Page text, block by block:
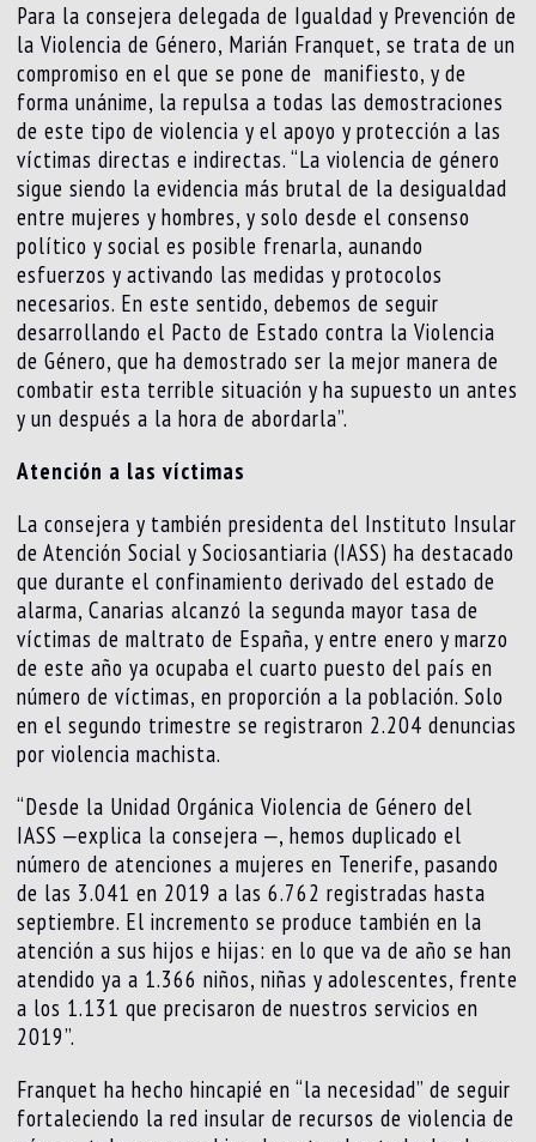
Para la consejera delegada de Igualdad y Prevención de
la Violencia de Género, Marián Franquet, se trata de un
compromiso en el que se pone de manifiesto, y de
forma unánime, la repulsa a todas las demostraciones
de este tipo de violencia y el apoyo y protección a las
víctimas directas e indirectas. “La violencia de género
sigue siendo la evidencia más brutal de la desigualdad
entre mujeres y hombres, y solo desde el consenso
político y social es posible frenarla, aunando
esfuerzos y activando las medidas y protocolos
necesarios. En este sentido, debemos de seguir
desarrollando el Pacto de Estado contra la Violencia
de Género, que ha demostrado ser la mejor manera de
combatir esta terrible situación y ha supuesto un antes
y un después a la hora de abordarla”.
Atención a las víctimas
La consejera y también presidenta del Instituto Insular
de Atención Social y Sociosantiaria (IASS) ha destacado
que durante el confinamiento derivado del estado de
alarma, Canarias alcanzó la segunda mayor tasa de
víctimas de maltrato de España, y entre enero y marzo
de este año ya ocupaba el cuarto puesto del país en
número de víctimas, en proporción a la población. Solo
en el segundo trimestre se registraron 2.204 denuncias
por violencia machista.
“Desde la Unidad Orgánica Violencia de Género del
IASS ‒explica la consejera ‒, hemos duplicado el
número de atenciones a mujeres en Tenerife, pasando
de las 3.041 en 2019 a las 6.762 registradas hasta
septiembre. El incremento se produce también en la
atención a sus hijos e hijas: en lo que va de año se han
atendido ya a 1.366 niños, niñas y adolescentes, frente
a los 1.131 que precisaron de nuestros servicios en
2019”.
Franquet ha hecho hincapié en “la necesidad” de seguir
fortaleciendo la red insular de recursos de violencia de